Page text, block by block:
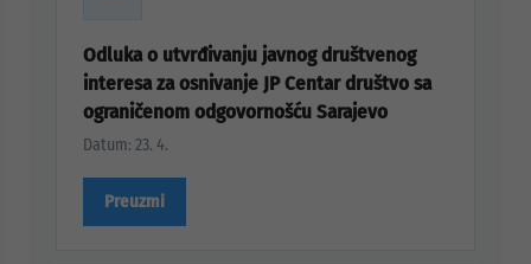
Odluka o utvrđivanju javnog društvenog
interesa za osnivanje JP Centar društvo sa
ograničenom odgovornošću Sarajevo
Datum: 23. 4.
Preuzmi